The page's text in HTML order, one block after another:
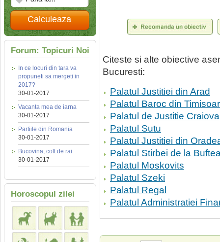
Calculeaza
Forum: Topicuri Noi
In ce locuri din tara va
propuneti sa mergeti in
2017?
30-01-2017
Vacanta mea de iarna
30-01-2017
Partiile din Romania
30-01-2017
Bucovina, colt de rai
30-01-2017
Horoscopul zilei
Citeste si alte obiective
Bucuresti:
Palatul Justitiei din Arad
Palatul Baroc din
Palatul de Justitie Craiova
Palatul Sutu
Palatul Justitiei din
Palatul Stirbei de la
Palatul Moskovits
Palatul Szeki
Palatul Regal
Palatul Administratiei